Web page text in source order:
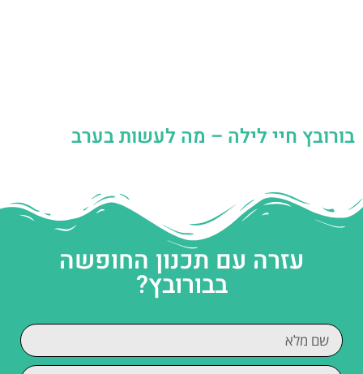
בורובץ חיי לילה – מה לעשות בערב
עזרה עם תכנון החופשה
בבורובץ?